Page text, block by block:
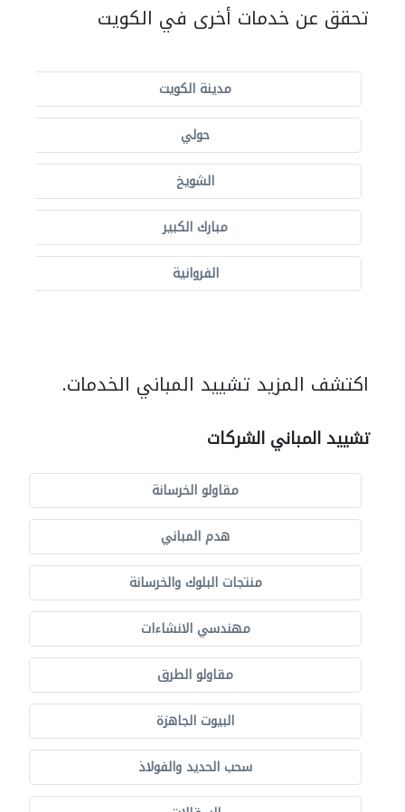
تحقق عن خدمات أخرى في الكويت
مدينة الكويت
حولي
الشويخ
مبارك الكبير
الفروانية
اكتشف المزيد تشييد المباني الخدمات.
تشييد المباني الشركات
مقاولو الخرسانة
هدم المباني
منتجات البلوك والخرسانة
مهندسي الانشاءات
مقاولو الطرق
البيوت الجاهزة
سحب الحديد والفولاذ